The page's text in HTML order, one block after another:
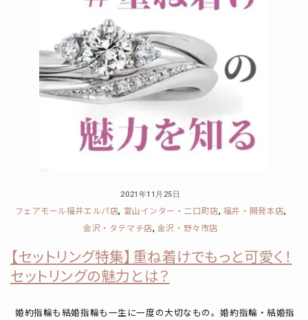
2021年11月25日
フェアモール福井エルパ店, 富山インター・二口町店, 福井・開発本店,
金沢・タテマチ店, 金沢・野々市店
【セットリング特集】重ね着けでもっと可愛く！
セットリングの魅力とは？
婚約指輪も結婚指輪も一生に一度の大切なもの。婚約指輪・結婚指